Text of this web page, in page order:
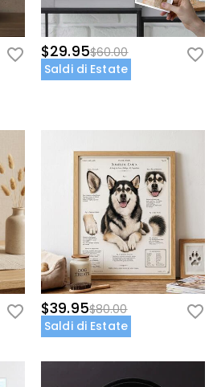
$29.95$60.00
Saldi di Estate
$39.95$80.00
Saldi di Estate